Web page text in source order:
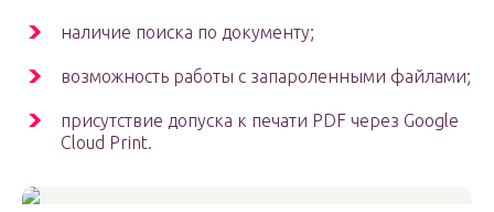
наличие поиска по документу;
возможность работы с запароленными файлами;
присутствие допуска к печати PDF через Google
Cloud Print.